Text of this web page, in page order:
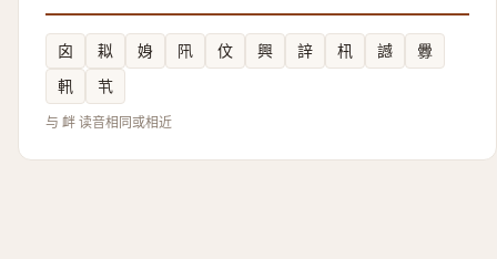
囟 䎣 㛛 阠 伩 興 䛨 㭄 䜗
釁
軐
䒖
与 衅 读音相同或相近